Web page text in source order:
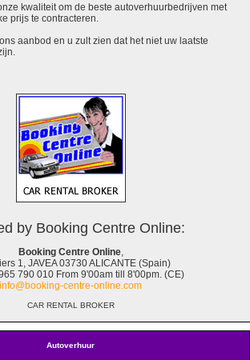
Autoverhuur
kwaliteit om de beste autoverhuurbedrijven met
prijs te contracteren.
aanbod en u zult zien dat het niet uw laatste
by Booking Centre Online:
Booking Centre Online,
1, JAVEA 03730 ALICANTE (Spain)
790 010 From 9'00am till 8'00pm. (CE)
info@booking-centre-online.com
CAR RENTAL BROKER